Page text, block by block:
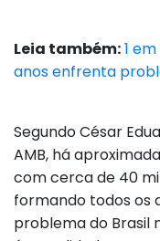
Leia também:1
anos enfrenta
Segundo César
AMB, há
com cerca de 40
formando todos os
problema do Brasil